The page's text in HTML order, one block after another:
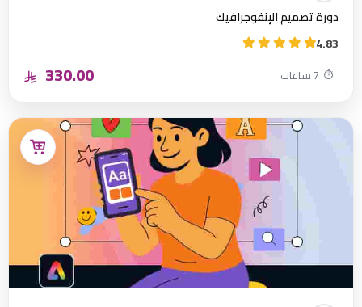
دورة تصميم الإنفوجرافيك
4.83
330.00 ⏱ 7 ساعات